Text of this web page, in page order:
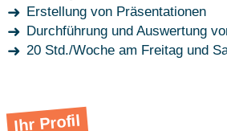
Erstellung von Präsentationen
Durchführung und Auswertung
20 Std./Woche am Freitag und
Ihr Profil